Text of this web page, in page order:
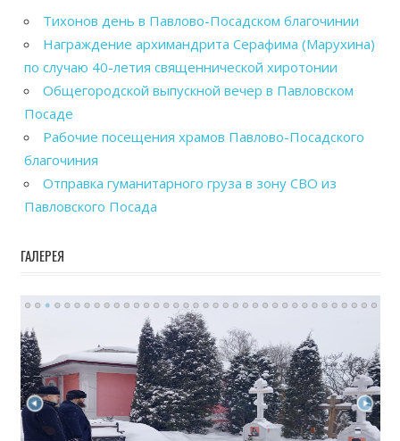
Тихонов день в Павлово-Посадском благочинии
Награждение архимандрита Серафима (Марухина)
по случаю 40-летия священнической хиротонии
Общегородской выпускной вечер в Павловском
Посаде
Рабочие посещения храмов Павлово-Посадского
благочиния
Отправка гуманитарного груза в зону СВО из
Павловского Посада
ГАЛЕРЕЯ